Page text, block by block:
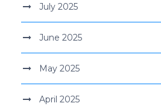
July 2025
June 2025
May 2025
April 2025